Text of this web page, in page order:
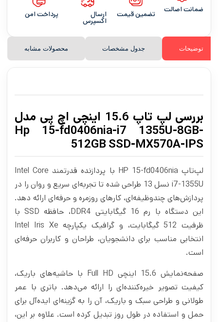
ضمانت اصالت تضمین قیمت ارسال
اکسپرس
پرداخت امن
توضیحات جدول مشخصات محصولات مشابه
بررسی لپ تاپ 15.6 اینچی اچ‌ پی مدل
Hp 15-fd0406nia-i7 1355U-8GB-
512GB SSD-MX570A-IPS
لپ‌تاپ HP 15-fd0406nia با پردازنده قدرتمند Intel Core
i7-1355U نسل 13 طراحی شده تا تجربه‌ای سریع و روان را در
پردازش‌های چندوظیفه‌ای، کارهای روزمره و حرفه‌ای ارائه دهد.
این دستگاه با رم 16 گیگابایتی DDR4، حافظه SSD با
ظرفیت 512 گیگابایت، و گرافیک یکپارچه Intel Iris Xe
انتخابی مناسب برای دانشجویان، طراحان و کاربران حرفه‌ای
است.
صفحه‌نمایش 15.6 اینچی Full HD با حاشیه‌های باریک،
کیفیت تصویر خیره‌کننده‌ای را ارائه می‌دهد. باتری با عمر
طولانی و طراحی سبک و باریک، آن را به گزینه‌ای ایده‌آل برای
حمل و استفاده در طول روز تبدیل کرده است. علاوه بر این،